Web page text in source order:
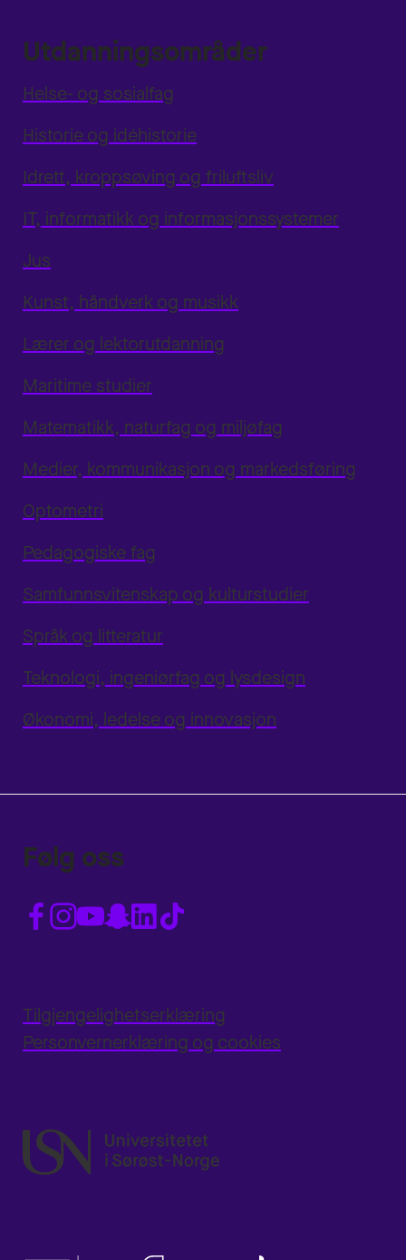
Utdanningsområder
Helse- og sosialfag
Historie og idéhistorie
Idrett, kroppsøving og friluftsliv
IT, informatikk og informasjonssystemer
Jus
Kunst, håndverk og musikk
Lærer og lektorutdanning
Maritime studier
Matematikk, naturfag og miljøfag
Medier, kommunikasjon og markedsføring
Optometri
Pedagogiske fag
Samfunnsvitenskap og kulturstudier
Språk og litteratur
Teknologi, ingeniørfag og lysdesign
Økonomi, ledelse og innovasjon
Følg oss
Tilgjengelighetserklæring
Personvernerklæring og cookies